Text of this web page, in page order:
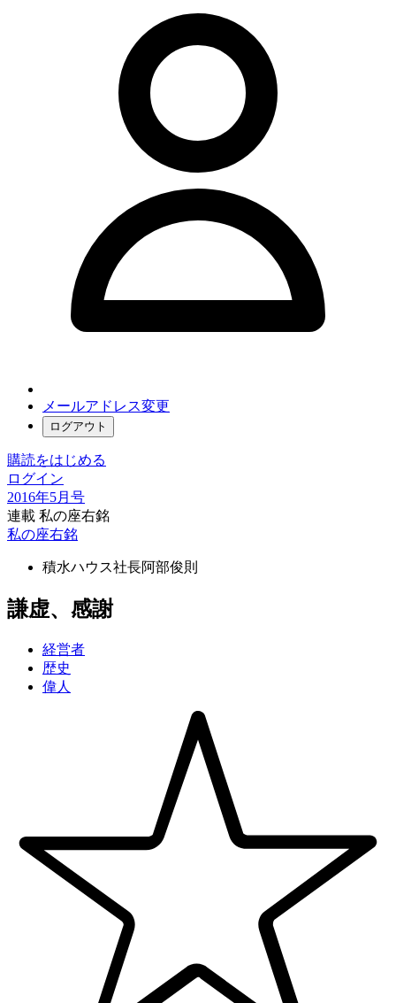
メールアドレス変更
ログアウト
購読をはじめる
ログイン
2016年5月号
連載 私の座右銘
私の座右銘
積水ハウス社長阿部俊則
謙虚、感謝
経営者
歴史
偉人